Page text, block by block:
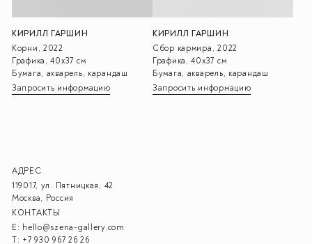
КИРИЛЛ ГАРШИН
Корни, 2022
Графика, 40х37 см
Бумага, акварель, карандаш
Запросить информацию
КИРИЛЛ ГАРШИН
Сбор кармира, 2022
Графика, 40х37 см
Бумага, акварель, карандаш
Запросить информацию
АДРЕС
119017, ул. Пятницкая, 42
Москва, Россия
КОНТАКТЫ
E: hello@szena-gallery.com
T: +7 930 967 26 26